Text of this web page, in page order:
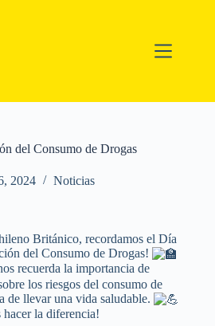
del Consumo de Drogas
2024 Noticias
Británico, recordamos el Día
del Consumo de Drogas!
recuerda la importancia de
los riesgos del consumo de
de llevar una vida saludable.
hacer la diferencia!